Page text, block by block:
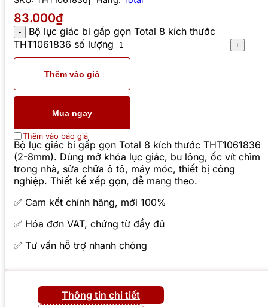
83.000₫
Bộ lục giác bi gấp gọn Total 8 kích thước
THT1061836 số lượng
Thêm vào giỏ
Mua ngay
Thêm vào báo giá
Bộ lục giác bi gấp gọn Total 8 kích thước THT1061836
(2-8mm). Dùng mở khóa lục giác, bu lông, ốc vít chìm
trong nhà, sửa chữa ô tô, máy móc, thiết bị công
nghiệp. Thiết kế xếp gọn, dễ mang theo.
✅ Cam kết chính hãng, mới 100%
✅ Hóa đơn VAT, chứng từ đầy đủ
✅ Tư vấn hỗ trợ nhanh chóng
Thông tin chi tiết